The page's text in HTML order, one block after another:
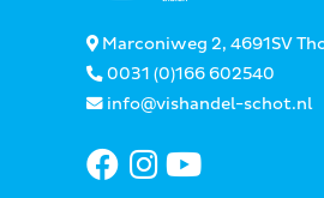
Marconiweg 2, 4691SV
0031 (0)166 602540
info@vishandel-schot.nl